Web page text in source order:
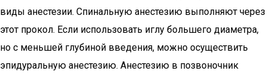
виды анестезии. Спинальную анестезию выполняют через
этот прокол. Если использовать иглу большего диаметра,
но с меньшей глубиной введения, можно осуществить
эпидуральную анестезию. Анестезию в позвоночник